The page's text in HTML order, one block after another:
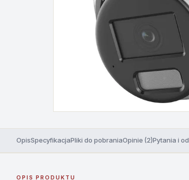
OpisSpecyfikacjaPliki do pobraniaOpinie (2)Pytania i
OPIS PRODUKTU